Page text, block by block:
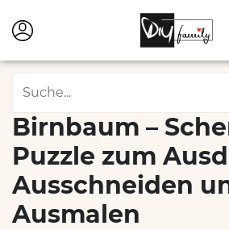
Birnbaum –
Puzzle zum
Ausschneiden
Ausmalen